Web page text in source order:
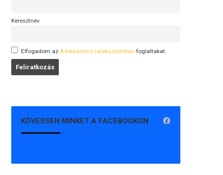
Keresztnév
Elfogadom az Adatkezelési tájékoztatóban foglaltakat.
KÖVESSEN MINKET A FACEBOOKON